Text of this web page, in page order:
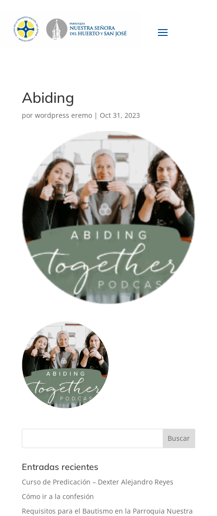
Abiding
por wordpress eremo| Oct 31, 2023
Entradas recientes
Curso de Predicación – Dexter Alejandro Reyes
Cómo ir a la confesión
Requisitos para el Bautismo en la Parroquia Nuestra